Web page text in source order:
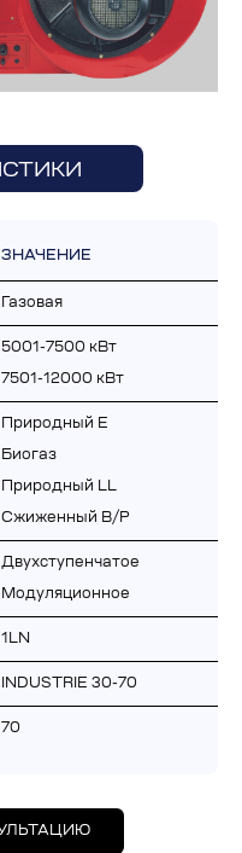
ЗНАЧЕНИЕ
Газовая
5001-7500 кВт
7501-12000 кВт
Природный E
Биогаз
Природный LL
Сжиженный B/P
Двухступенчатое
Модуляционное
1LN
INDUSTRIE 30-70
70